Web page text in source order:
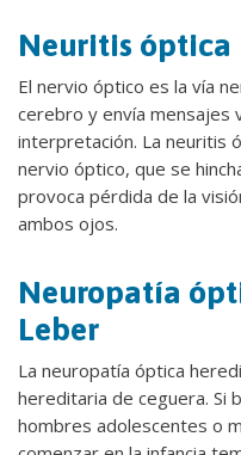
Neuritis óptica
El nervio óptico es la vía
cerebro y envía mensajes
interpretación. La neuritis
nervio óptico, que se
provoca pérdida de la
ambos ojos.
Neuropatía
Leber
La neuropatía óptica
hereditaria de ceguera. Si
hombres adolescentes o